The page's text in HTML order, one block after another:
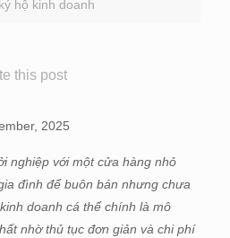
hộ kinh doanh
this post
2025
nghiệp với một cửa hàng nhỏ
đình để buôn bán nhưng chưa
doanh cá thể chính là mô
nhờ thủ tục đơn giản và chi phí